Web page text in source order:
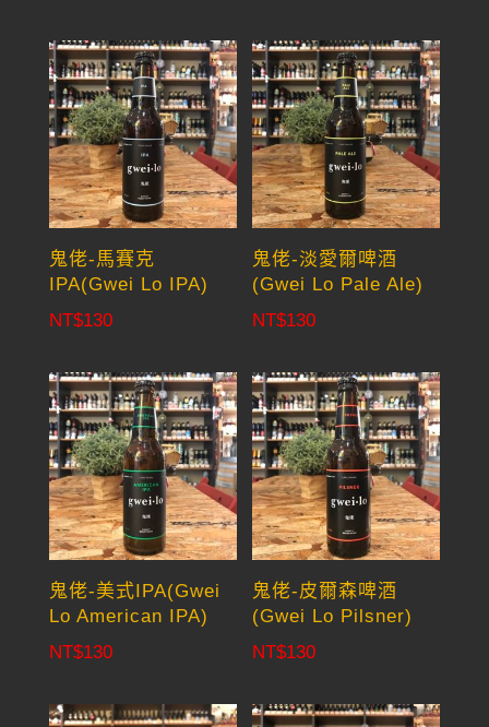
鬼佬-馬賽克
IPA(Gwei Lo IPA)
NT$130
鬼佬-淡愛爾啤酒
(Gwei Lo Pale Ale)
NT$130
鬼佬-美式IPA(Gwei
Lo American IPA)
NT$130
鬼佬-皮爾森啤酒
(Gwei Lo Pilsner)
NT$130